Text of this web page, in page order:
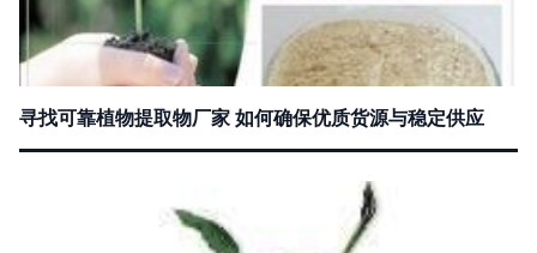
寻找可靠植物提取物厂家 如何确保优质货源与稳定供应